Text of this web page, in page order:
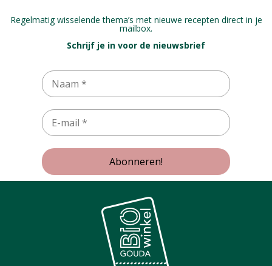
Regelmatig wisselende thema’s met nieuwe recepten direct in je
mailbox.
Schrijf je in voor de nieuwsbrief